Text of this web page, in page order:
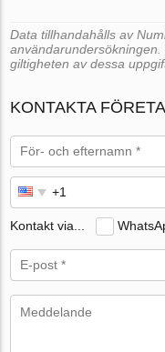
Data tillhandahålls av
giltigheten av dessa
KONTAKTA
Kontakt via...